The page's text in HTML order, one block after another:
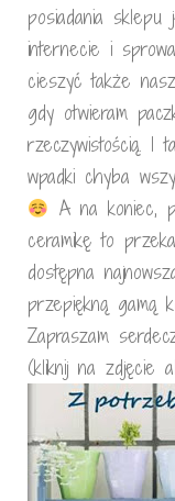
posiadania
internecie i
cieszyć także
gdy otwieram
rzeczywistością. I
wpadki chyba
A na koniec,
ceramikę to
dostępna
przepiękną gamą
Zapraszam
(kliknij na zdjęcie